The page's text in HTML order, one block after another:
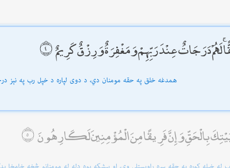
لَهُمْ دَرَجَاتٌ عِنْدَ رَبِّهِمْ وَمَغْفِرَةٌ وَرِزْقٌ كَرِيمٌ
همدغه خلق په حقه مومنان دي، د دوى لپاره د خپل رب په نېز
بِالْحَقِّ وَإِنَّ فَرِيقًا مِنَ الْمُؤْمِنِينَ لَكَارِهُونَ
خپله كوره په حقه سره راوېستلى وې، او بېشكه یوه ډله له مومنانو څخه خامخا